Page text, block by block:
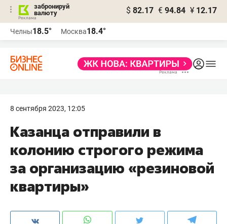
забронируй
валюту
$ 82.17 € 94.84 ¥ 12.17
Челны18.5° Москва18.4°
8 сентября 2023, 12:05
Казанца отправили в
колонию строгого режима
за организацию «резиновой
квартиры»